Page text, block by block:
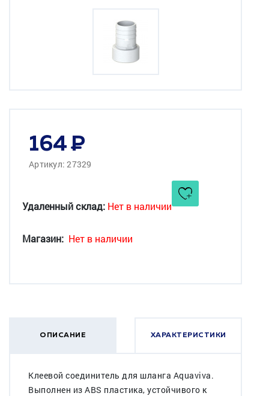
164
Артикул: 27329
Удаленный склад: Нет в наличии
Магазин: Нет в наличии
ОПИСАНИЕ ХАРАКТЕРИСТИКИ
Клеевой соединитель для шланга Aquaviva.
Выполнен из ABS пластика, устойчивого к